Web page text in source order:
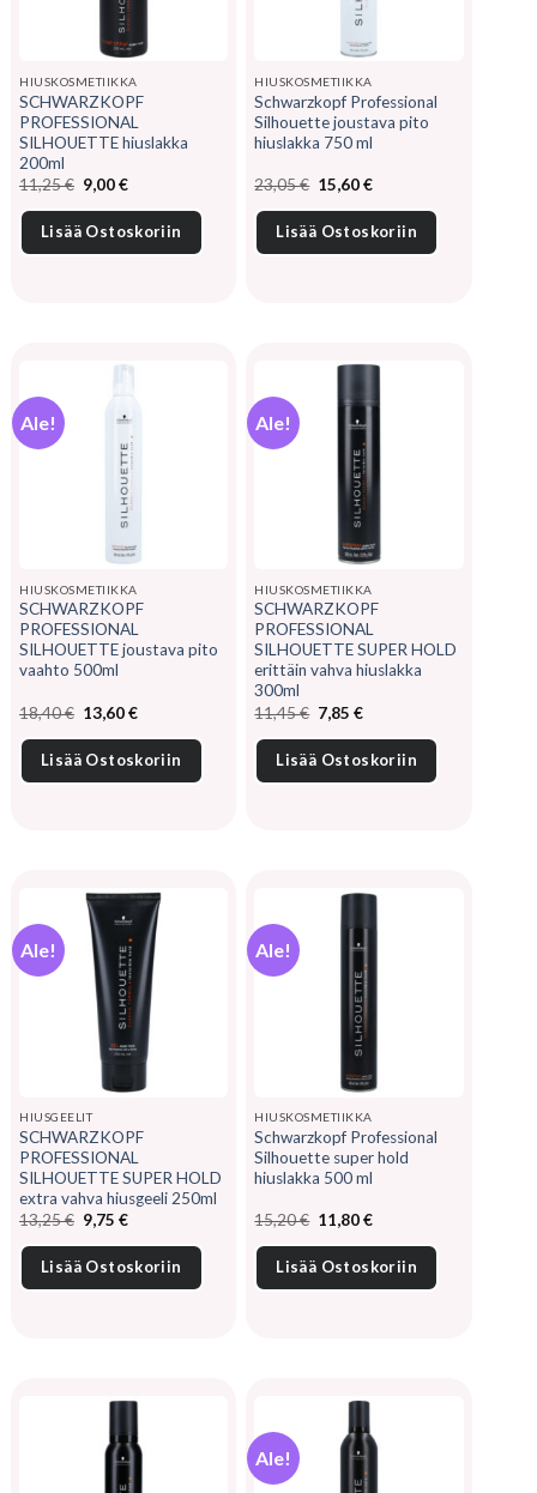
HIUSKOSMETIIKKA
SCHWARZKOPF
PROFESSIONAL
SILHOUETTE hiuslakka
200ml
11,25€ Alkuperäinen
hinta
oli:
11,25 €.
9,00€Nykyinen
on:
9,00 €.
Lisää Ostoskoriin
HIUSKOSMETIIKKA
Schwarzkopf Professional
Silhouette joustava pito
hiuslakka 750 ml
23,05€ Alkuperäinen
hinta
oli:
23,05 €.
15,60€Nykyinen
on:
15,60 €.
Lisää Ostoskoriin
Ale!
HIUSKOSMETIIKKA
SCHWARZKOPF
PROFESSIONAL
SILHOUETTE joustava pito
vaahto 500ml
18,40€ Alkuperäinen
hinta
oli:
18,40 €.
13,60€Nykyinen
on:
13,60 €.
Lisää Ostoskoriin
Ale!
HIUSKOSMETIIKKA
SCHWARZKOPF
PROFESSIONAL
SILHOUETTE SUPER HOLD
erittäin vahva hiuslakka
300ml
11,45€ Alkuperäinen
hinta
oli:
11,45 €.
7,85€Nykyinen
on:
7,85 €.
Lisää Ostoskoriin
Ale!
HIUSGEELIT
SCHWARZKOPF
PROFESSIONAL
SILHOUETTE SUPER HOLD
extra vahva hiusgeeli 250ml
13,25€ Alkuperäinen
hinta
oli:
13,25 €.
9,75€Nykyinen
on:
9,75 €.
Lisää Ostoskoriin
Ale!
HIUSKOSMETIIKKA
Schwarzkopf Professional
Silhouette super hold
hiuslakka 500 ml
15,20€ Alkuperäinen
hinta
oli:
15,20 €.
11,80€Nykyinen
on:
11,80 €.
Lisää Ostoskoriin
Ale!